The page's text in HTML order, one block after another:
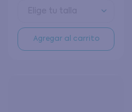
Agregar al carrito